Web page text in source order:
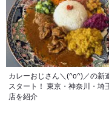
カレーおじさん＼(^o^)／の新
スタート！ 東京・神奈川・埼
店を紹介